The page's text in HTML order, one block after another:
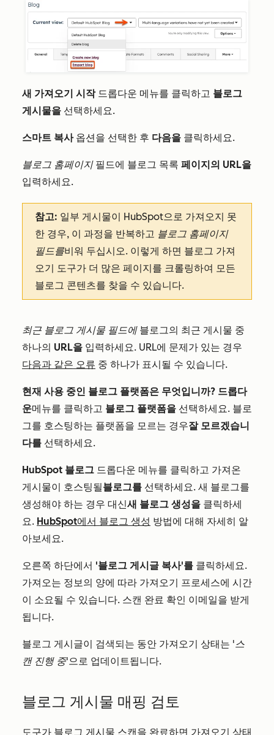
새 가져오기 시작드롭다운 메뉴를 클릭하고 블로그
게시물을 선택하세요.
스마트 복사옵션을 선택한 후 다음을 클릭하세요.
블로그 홈페이지필드에 블로그 목록 페이지의 URL을
입력하세요.
참고: 일부 게시물이 HubSpot으로 가져오지 못
한 경우, 이 과정을 반복하고 블로그 홈페이지
필드를비워 두십시오. 이렇게 하면 블로그 가져
오기 도구가 더 많은 페이지를 크롤링하여 모든
블로그 콘텐츠를 찾을 수 있습니다.
최근 블로그 게시물 필드에 블로그의 최근 게시물 중
하나의 URL을 입력하세요. URL에 문제가 있는 경우
다음과 같은 오류 중 하나가 표시될 수 있습니다.
현재 사용 중인 블로그 플랫폼은 무엇입니까? 드롭다
운메뉴를 클릭하고 블로그 플랫폼을 선택하세요. 블로
그를 호스팅하는 플랫폼을 모르는 경우잘 모르겠습니
다를 선택하세요.
HubSpot 블로그 드롭다운 메뉴를 클릭하고 가져온
게시물이 호스팅될블로그를 선택하세요. 새 블로그를
생성해야 하는 경우 대신새 블로그 생성을 클릭하세
요. HubSpot에서 블로그 생성 방법에 대해 자세히 알
아보세요.
오른쪽 하단에서 '블로그 게시글 복사'를 클릭하세요.
가져오는 정보의 양에 따라 가져오기 프로세스에 시간
이 소요될 수 있습니다. 스캔 완료 확인 이메일을 받게
됩니다.
블로그 게시글이 검색되는 동안 가져오기 상태는 '스
캔 진행 중'으로 업데이트됩니다.
블로그 게시물 매핑 검토
도구가 블로그 게시물 스캔을 완료하면 가져오기 상태